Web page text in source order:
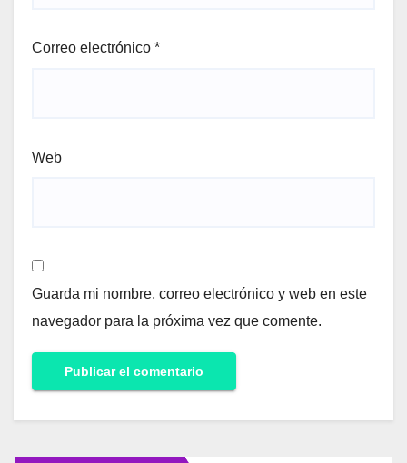
Correo electrónico *
Web
Guarda mi nombre, correo electrónico y web en este
navegador para la próxima vez que comente.